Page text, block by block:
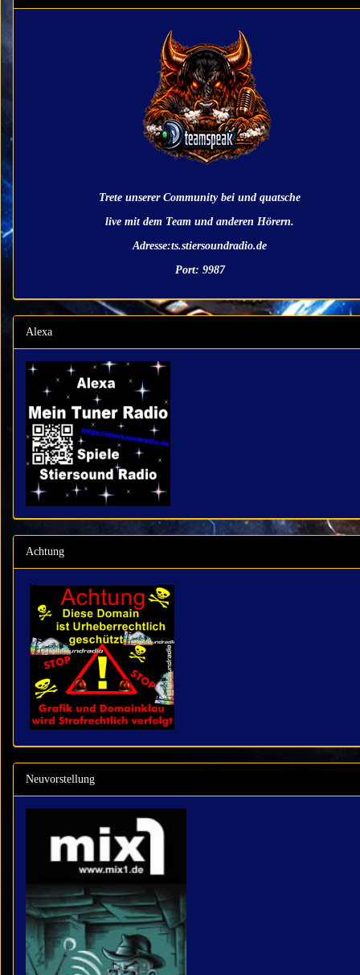
Trete unserer Community bei und quatsche
live mit dem Team und anderen Hörern.
Adresse:ts.stiersoundradio.de
Port: 9987
Alexa
Achtung
Neuvorstellung